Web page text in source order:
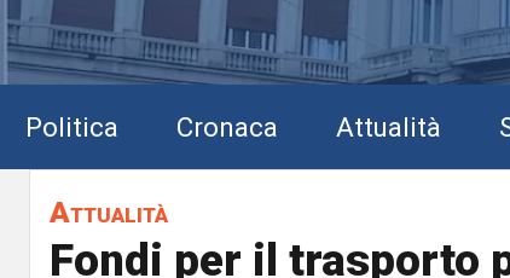
Politica Cronaca Attualità
Attualità
Fondi per il trasporto